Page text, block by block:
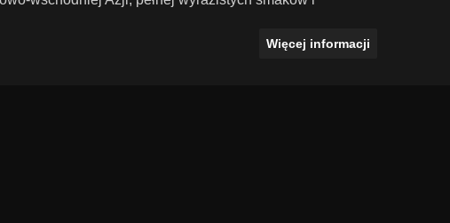
Więcej informacji